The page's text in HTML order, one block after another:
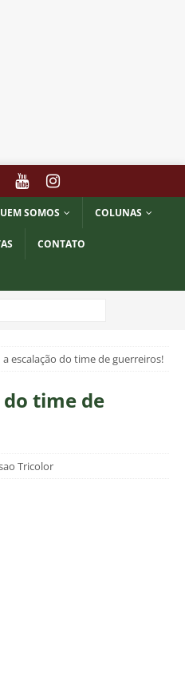
SOMOS COLUNAS
CONTATO
a escalação do time de guerreiros!
do time de
Tricolor